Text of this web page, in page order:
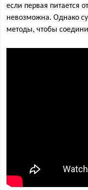
если первая питается
невозможна. Однако
методы, чтобы